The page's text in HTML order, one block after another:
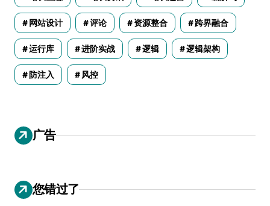
网站设计 评论 资源整合 跨界融合
运行库 进阶实战 逻辑 逻辑架构
防注入 风控
广告
您错过了